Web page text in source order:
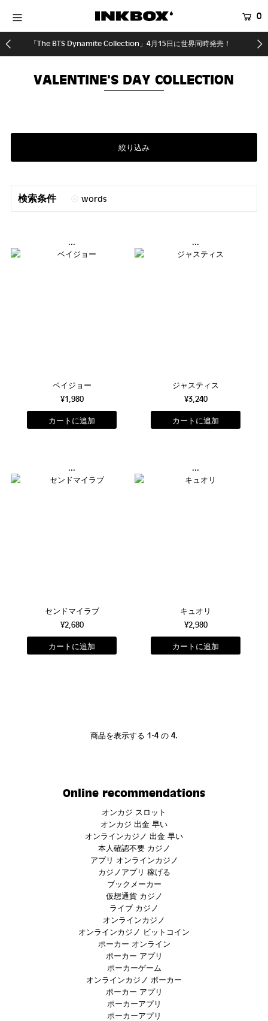
0
「The BTS Dynamite Collection」4月15日に世界同時発売！
VALENTINE'S DAY COLLECTION
絞り込み
検索条件 words
...
ベイジョー
¥1,980
...
ジャスティス
¥3,240
...
センドマイラブ
¥2,680
...
キュオリ
¥2,980
商品を表示する 1-4 の 4.
Online recommendations
オンカジ スロット
オンカジ 出金 早い
オンラインカジノ 出金 早い
本人確認不要 カジノ
アプリ オンラインカジノ
カジノアプリ 稼げる
ブックメーカー
仮想通貨 カジノ
ライブ カジノ
オンラインカジノ
オンラインカジノ ビットコイン
ポーカー オンライン
ポーカー アプリ
ポーカーゲーム
オンラインカジノ ポーカー
ポーカー アプリ
ポーカーアプリ
ポーカーアプリ
HOME